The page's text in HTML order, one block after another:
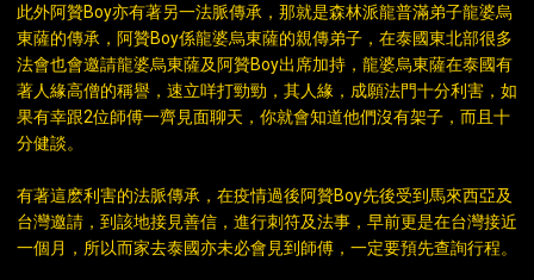
此外阿贊Boy亦有著另一法脈傳承，那就是森林派龍普滿弟子龍婆烏
東薩的傳承，阿贊Boy係龍婆烏東薩的親傳弟子，在泰國東北部很多
法會也會邀請龍婆烏東薩及阿贊Boy出席加持，龍婆烏東薩在泰國有
著人緣高僧的稱譽，速立咩打勁勁，其人緣，成願法門十分利害，如
果有幸跟2位師傅一齊見面聊天，你就會知道他們沒有架子，而且十
分健談。
有著這麽利害的法脈傳承，在疫情過後阿贊Boy先後受到馬來西亞及
台灣邀請，到該地接見善信，進行刺符及法事，早前更是在台灣接近
一個月，所以而家去泰國亦未必會見到師傅，一定要預先查詢行程。